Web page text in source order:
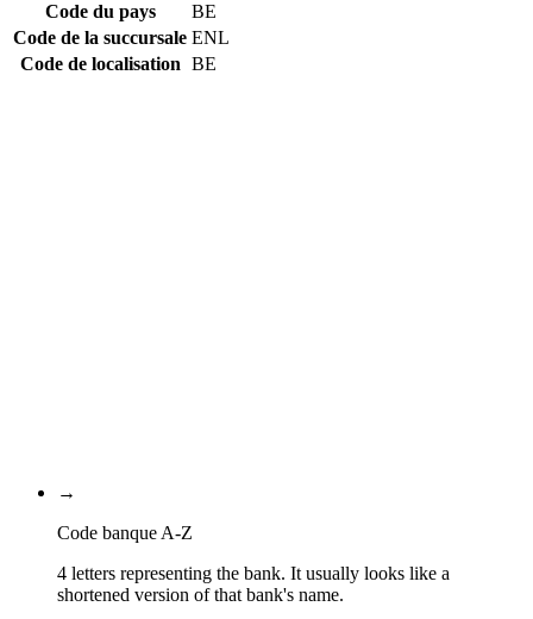
Code du pays
BE
Code de la succursale ENL
Code de localisation BE
→
Code banque A-Z
4 letters representing the bank. It usually looks like a
shortened version of that bank's name.